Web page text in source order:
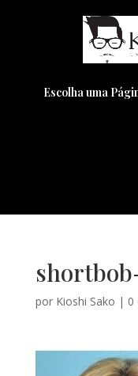
Escolha uma
por Kioshi Sako | 0